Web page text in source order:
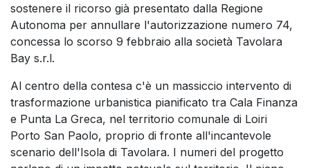
sostenere il ricorso già presentato dalla Regione
Autonoma per annullare l'autorizzazione numero 74,
concessa lo scorso 9 febbraio alla società Tavolara
Bay s.r.l.
Al centro della contesa c'è un massiccio intervento di
trasformazione urbanistica pianificato tra Cala Finanza
e Punta La Greca, nel territorio comunale di Loiri
Porto San Paolo, proprio di fronte all'incantevole
scenario dell'Isola di Tavolara. I numeri del progetto